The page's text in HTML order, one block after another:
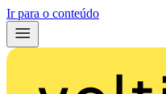
Ir para o conteúdo